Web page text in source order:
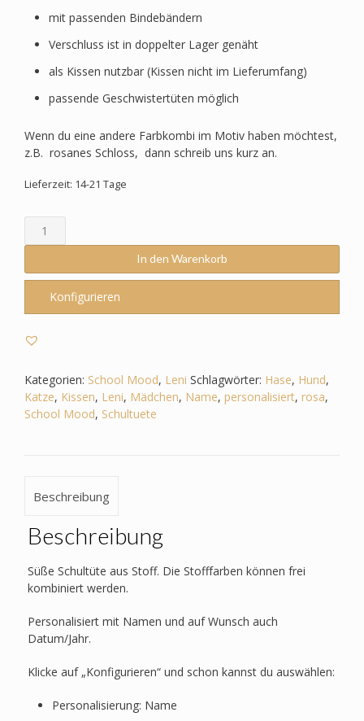
mit passenden Bindebändern
Verschluss ist in doppelter Lager genäht
als Kissen nutzbar (Kissen nicht im Lieferumfang)
passende Geschwistertüten möglich
Wenn du eine andere Farbkombi im Motiv haben möchtest,
z.B. rosanes Schloss, dann schreib uns kurz an.
Lieferzeit: 14-21 Tage
Schultüte
passend
School
Mood
-
–
-
Hund
-
In den Warenkorb
Konfigurieren
Kategorien: School Mood, Leni Schlagwörter: Hase, Hund,
Katze, Kissen, Leni, Mädchen, Name, personalisiert, rosa,
School Mood, Schultuete
Beschreibung
Beschreibung
Süße Schultüte aus Stoff. Die Stofffarben können frei
kombiniert werden.
Personalisiert mit Namen und auf Wunsch auch
Datum/Jahr.
Klicke auf „Konfigurieren“ und schon kannst du auswählen:
Personalisierung: Name